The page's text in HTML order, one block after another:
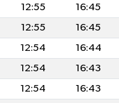
12:55 16:45
12:55 16:45
12:54 16:44
12:54 16:43
12:54 16:43